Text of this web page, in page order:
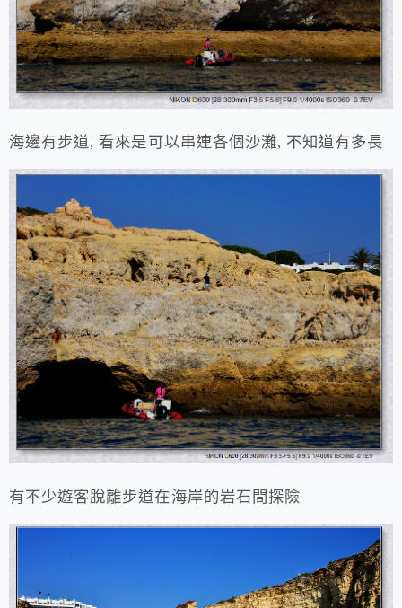
海邊有步道, 看來是可以串連各個沙灘, 不知道有多長
有不少遊客脫離步道在海岸的岩石間探險